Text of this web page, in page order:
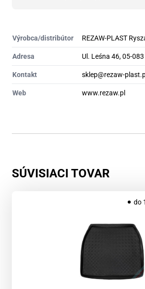
Výrobca/distribútor REZAW-PLAST
Adresa Ul. Leśna 46, 05-
Kontakt sklep@rezaw-
Web www.rezaw.pl
SÚVISIACI TOVAR
do